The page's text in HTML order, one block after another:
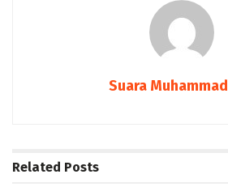
Suara
Related Posts